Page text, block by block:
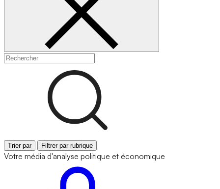
Trier par Filtrer par rubrique
Votre média d'analyse politique et économique